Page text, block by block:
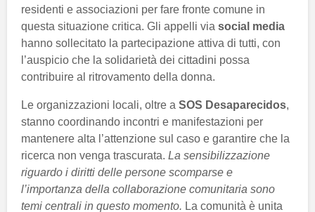
residenti e associazioni per fare fronte comune in
questa situazione critica. Gli appelli via social media
hanno sollecitato la partecipazione attiva di tutti, con
l’auspicio che la solidarietà dei cittadini possa
contribuire al ritrovamento della donna.
Le organizzazioni locali, oltre a SOS Desaparecidos,
stanno coordinando incontri e manifestazioni per
mantenere alta l’attenzione sul caso e garantire che la
ricerca non venga trascurata. La sensibilizzazione
riguardo i diritti delle persone scomparse e
l’importanza della collaborazione comunitaria sono
temi centrali in questo momento. La comunità è unita